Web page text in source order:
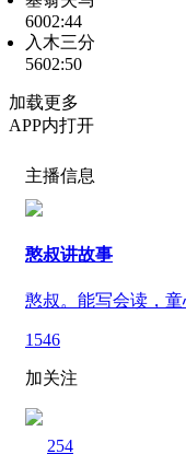
6002:44
入木三分
5602:50
加载更多
APP内打开
主播信息
憨叔讲故事
憨叔。能写会读，童
1546
加关注
254